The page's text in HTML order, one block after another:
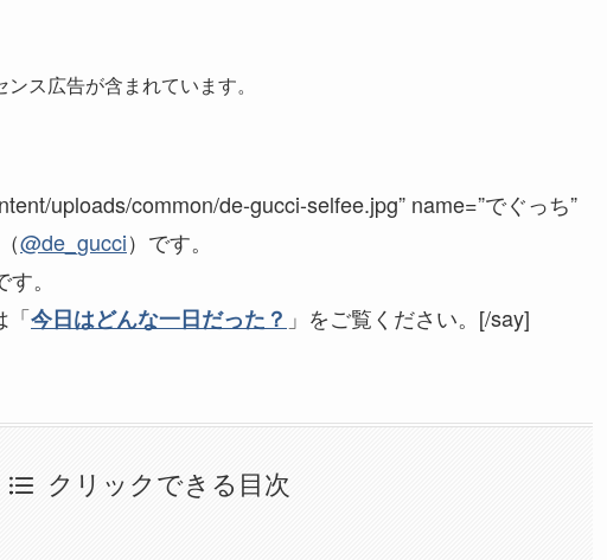
ス広告が含まれています。
uploads/common/de-gucci-selfee.jpg” name=”でぐっち”
@de_gucci）です。
。
「今日はどんな一日だった？ 」をご覧ください。[/say]
クリックできる目次